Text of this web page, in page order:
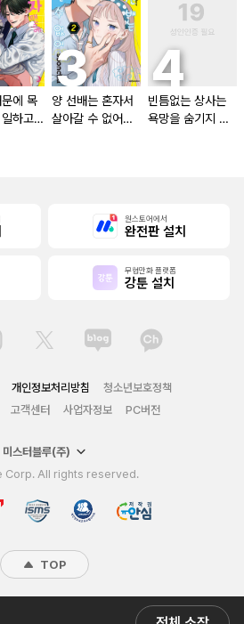
에 목
하고
양 선배는 혼자서
살아갈 수 없어
빈틈없는 상사는
욕망을 숨기지 않
원스토어에서
완전판 설치
무협만화 플랫폼
강툰 설치
개인정보처리방침
청소년보호정책
고객센터 사업자정보 PC버전
미스터블루(주)
Corp. All rights reserved.
TOP